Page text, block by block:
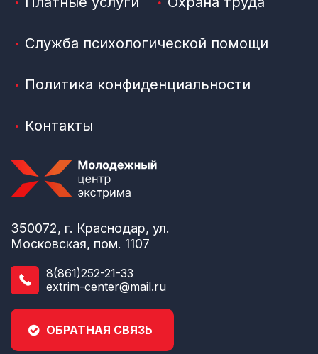
350072, г. Краснодар, ул.
Московская, пом. 1107
8(861)252-21-33
extrim-center@mail.ru
ОБРАТНАЯ СВЯЗЬ
Служба психологической помощи
Политика конфиденциальности
Контакты